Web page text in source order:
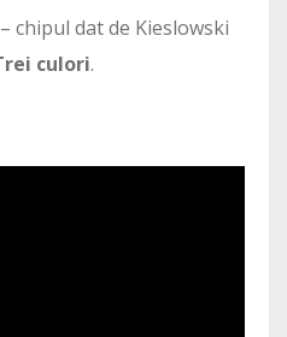
– chipul dat de Kieslowski
culori.